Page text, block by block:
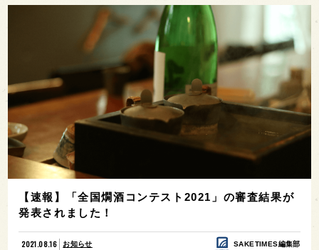
【速報】「全国燗酒コンテスト2021」の審査結果が
発表されました！
2021.08.16 お知らせ SAKETIMES編集部